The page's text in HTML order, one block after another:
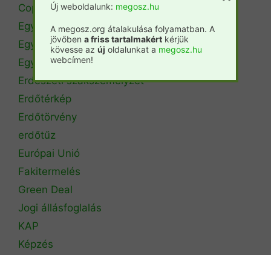
Copa Cogeca
Egyéb
Egyetemi hírek
Egyetemi szintű oktatás
Erdészeti szakszemélyzet
Erdőtérkép
Erdőtörvény
erdőtűz
Európai Unió
Fakitermelés
Green Deal
Jogi állásfoglalás
KAP
Képzés
Új weboldalunk: megosz.hu
A megosz.org átalakulása folyamatban. A
jövőben a friss tartalmakért kérjük
kövesse az új oldalunkat a megosz.hu
webcímen!